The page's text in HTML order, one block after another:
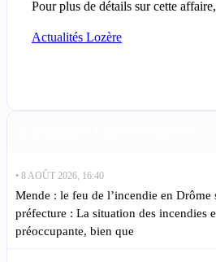
Pour plus de détails sur cette
Actualités Lozère
• 8 AOÛT 2026, 16:40
Mende : le feu de l’incendie en Drôme
préfecture : La situation des incendies
préoccupante, bien que